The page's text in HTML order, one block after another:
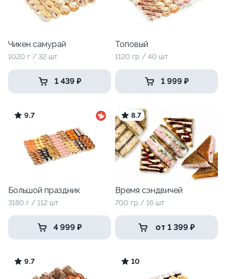
Чикен самурай
1020 г / 32 шт
1 439 ₽
Топовый
1120 гр / 40 шт
1 999 ₽
9.7
Большой праздник
3180 г / 112 шт
4 999 ₽
8.7
Время сэндвичей
700 гр / 16 шт
от 1 399 ₽
9.7 10